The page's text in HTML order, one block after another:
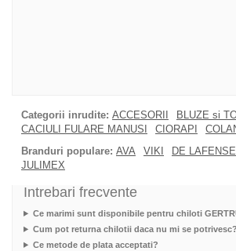
Categorii inrudite: ACCESORII
BLUZE si
CACIULI FULARE MANUSI
CIORAPI
Branduri populare: AVA VIKI DE LAFENSE
JULIMEX
Intrebari frecvente
Ce marimi sunt disponibile pentru chiloti
Cum pot returna chilotii daca nu mi se potrivesc?
Ce metode de plata acceptati?